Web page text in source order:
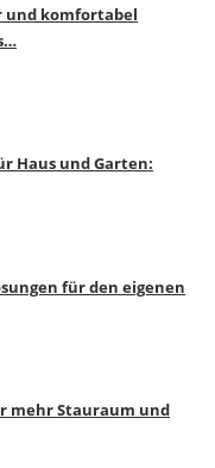
und komfortabel
Haus und Garten:
für den eigenen
mehr Stauraum und